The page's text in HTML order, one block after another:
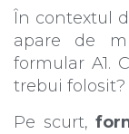
În contextul
apare de
formular A1.
trebui folosit?
Pe scurt,